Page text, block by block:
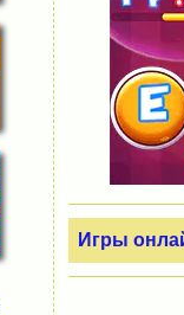
Игры